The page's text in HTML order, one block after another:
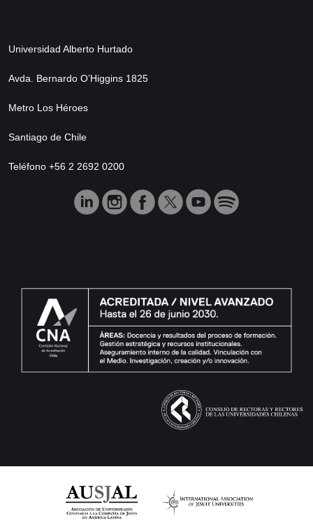
Universidad Alberto Hurtado
Avda. Bernardo O’Higgins 1825
Metro Los Héroes
Santiago de Chile
Teléfono +56 2 2692 0200